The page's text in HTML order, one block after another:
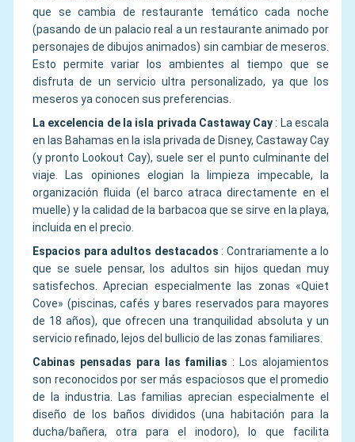
que se cambia de restaurante temático cada noche
(pasando de un palacio real a un restaurante animado por
personajes de dibujos animados) sin cambiar de meseros.
Esto permite variar los ambientes al tiempo que se
disfruta de un servicio ultra personalizado, ya que los
meseros ya conocen sus preferencias.
La excelencia de la isla privada Castaway Cay : La escala
en las Bahamas en la isla privada de Disney, Castaway Cay
(y pronto Lookout Cay), suele ser el punto culminante del
viaje. Las opiniones elogian la limpieza impecable, la
organización fluida (el barco atraca directamente en el
muelle) y la calidad de la barbacoa que se sirve en la playa,
incluida en el precio.
Espacios para adultos destacados : Contrariamente a lo
que se suele pensar, los adultos sin hijos quedan muy
satisfechos. Aprecian especialmente las zonas «Quiet
Cove» (piscinas, cafés y bares reservados para mayores
de 18 años), que ofrecen una tranquilidad absoluta y un
servicio refinado, lejos del bullicio de las zonas familiares.
Cabinas pensadas para las familias : Los alojamientos
son reconocidos por ser más espaciosos que el promedio
de la industria. Las familias aprecian especialmente el
diseño de los baños divididos (una habitación para la
ducha/bañera, otra para el inodoro), lo que facilita